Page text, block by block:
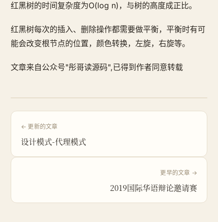
红黑树的时间复杂度为O(log n)，与树的高度成正比。
红黑树每次的插入、删除操作都需要做平衡，平衡时有可
能会改变根节点的位置，颜色转换，左旋，右旋等。
文章来自公众号"彤哥读源码",已得到作者同意转载
← 更新的文章
设计模式-代理模式
更早的文章 →
2019国际华语辩论邀请赛